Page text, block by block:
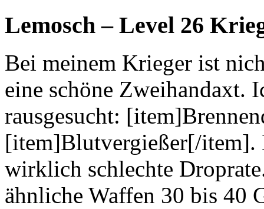
Lemosch – Level 26
Bei meinem Krieger ist
eine schöne Zweihandaxt.
rausgesucht:
[item]Blutvergießer[/item].
wirklich schlechte
ähnliche Waffen 30 bis 40